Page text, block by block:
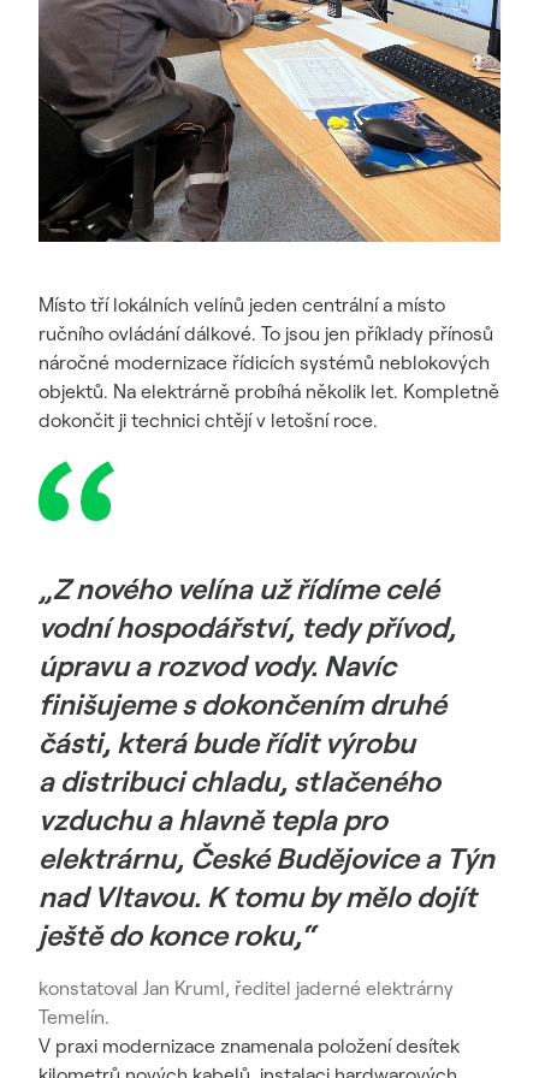
Místo tří lokálních velínů jeden centrální a místo
ručního ovládání dálkové. To jsou jen příklady přínosů
náročné modernizace řídicích systémů neblokových
objektů. Na elektrárně probíhá několik let. Kompletně
dokončit ji technici chtějí v letošní roce.
„Z nového velína už řídíme celé
vodní hospodářství, tedy přívod,
úpravu a rozvod vody. Navíc
finišujeme s dokončením druhé
části, která bude řídit výrobu
a distribuci chladu, stlačeného
vzduchu a hlavně tepla pro
elektrárnu, České Budějovice a Týn
nad Vltavou. K tomu by mělo dojít
ještě do konce roku,“
konstatoval Jan Kruml, ředitel jaderné elektrárny
Temelín.
V praxi modernizace znamenala položení desítek